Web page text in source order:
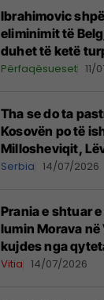
Ibrahimovic
eliminimit të
duhet të ketë
të luante
Përfaqësueset 11/
Tha se do ta
Kosovën po të
Millosheviqit,
të Lirë në Serbi
Serbia 14/07/2026
Prania e shtuar
lumin Morava
kujdes nga
Vitia 14/07/2026